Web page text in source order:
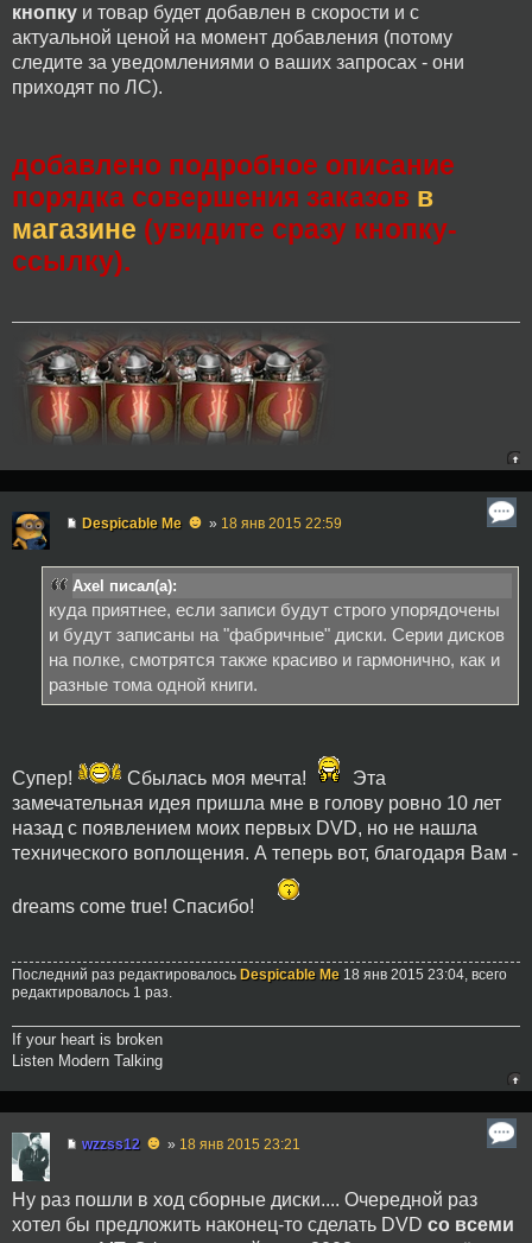
кнопку и товар будет добавлен в скорости и с
актуальной ценой на момент добавления (потому
следите за уведомлениями о ваших запросах - они
приходят по ЛС).
добавлено подробное описание
порядка совершения заказов в
магазине (увидите сразу кнопку-
ссылку).
Despicable Me ☻ » 18 янв 2015 22:59
Axel писал(а):
куда приятнее, если записи будут строго упорядочены
и будут записаны на "фабричные" диски. Серии дисков
на полке, смотрятся также красиво и гармонично, как и
разные тома одной книги.
Супер! Сбылась моя мечта!
Эта
замечательная идея пришла мне в голову ровно 10 лет
назад с появлением моих первых DVD, но не нашла
технического воплощения. А теперь вот, благодаря Вам -
dreams come true! Спасибо!
Последний раз редактировалось Despicable Me 18 янв 2015 23:04, всего
редактировалось 1 раз.
If your heart is broken
Listen Modern Talking
wzzss12 ☻ » 18 янв 2015 23:21
Ну раз пошли в ход сборные диски.... Очередной раз
хотел бы предложить наконец-то сделать DVD со всеми